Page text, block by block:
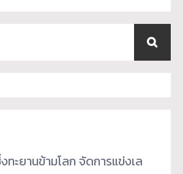
ทะยานข้ามโลก จัดการแข่งเล